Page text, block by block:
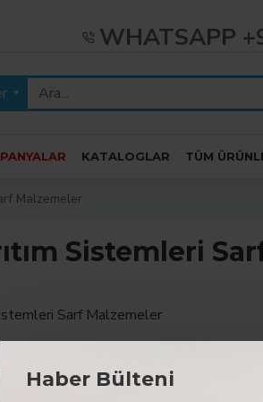
Haber Bülteni
WHATSAPP
KATALOGLAR TÜM
Malzemeler
Sistemleri
Sarf Malzemeler
ürün bulunamadı.